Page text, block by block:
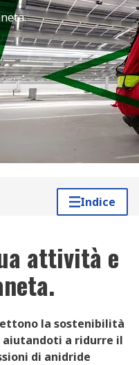
Indice
attività e
la sostenibilità
aiutandoti a ridurre il
di anidride